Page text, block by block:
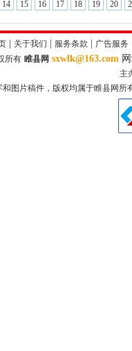
14 15 16 17 18 19 20
| 关于我们 服务条款 广告服务
所有 睢县网 sxwlk@163.com
主
和图片稿件，版权均属于睢县网